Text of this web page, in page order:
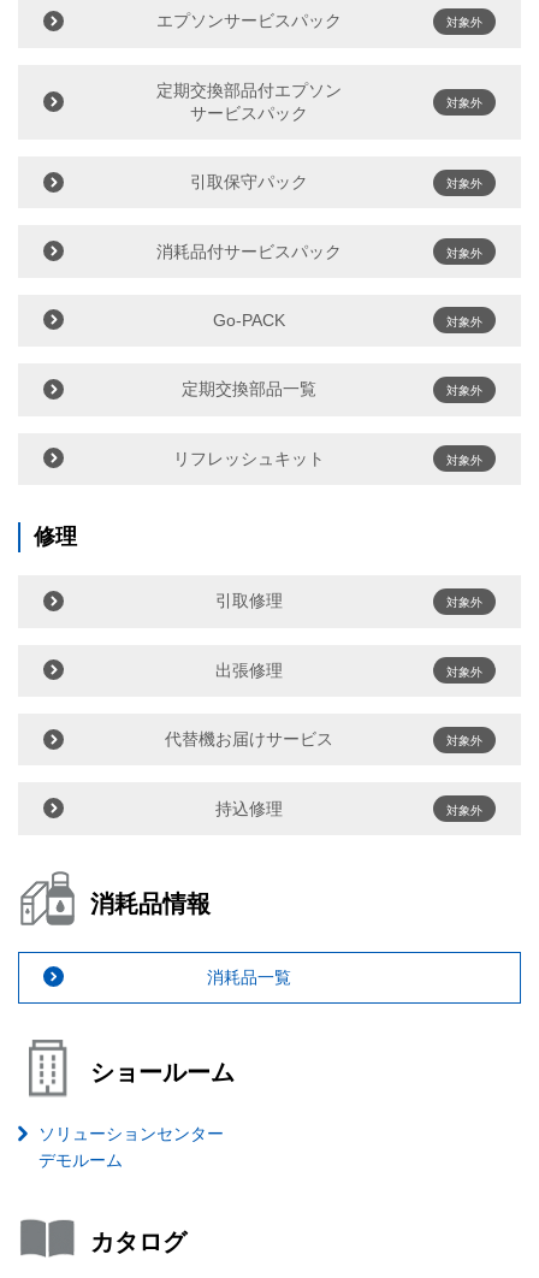
エプソンサービスパック 対象外
定期交換部品付エプソン
サービスパック
対象外
引取保守パック 対象外
消耗品付サービスパック 対象外
Go-PACK 対象外
定期交換部品一覧 対象外
リフレッシュキット 対象外
修理
引取修理 対象外
出張修理 対象外
代替機お届けサービス 対象外
持込修理 対象外
消耗品情報
消耗品一覧
ショールーム
ソリューションセンター
デモルーム
カタログ